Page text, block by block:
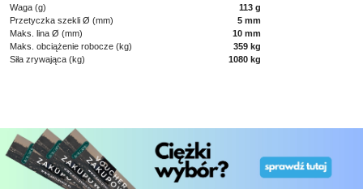
Waga (g)
113 g
Przetyczka szekli Ø (mm)
5 mm
Maks. lina Ø (mm)
10 mm
Maks. obciążenie robocze (kg)
359 kg
Siła zrywająca (kg)
1080 kg